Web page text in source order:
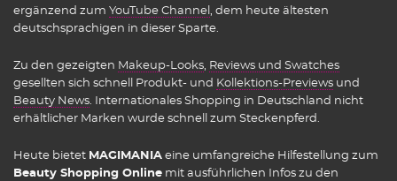
ergänzend zum YouTube Channel
, dem heute ältesten
deutschsprachigen in dieser Sparte.
Zu den gezeigten Makeup-Looks Reviews und Swatches
gesellten sich schnell Produkt- und Kollektions-Previews und
Beauty News . Internationales Shopping in Deutschland nicht
erhältlicher Marken wurde schnell zum Steckenpferd.
Heute bietet MAGIMANIA eine umfangreiche Hilfestellung zum
Beauty Shopping Online mit ausführlichen Infos zu den